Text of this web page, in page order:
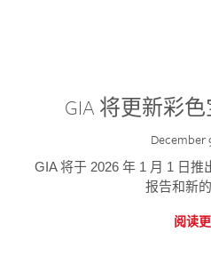
GIA 将更新彩
December
GIA 将于 2026 年 1 月 1 日
报告和新的
阅读